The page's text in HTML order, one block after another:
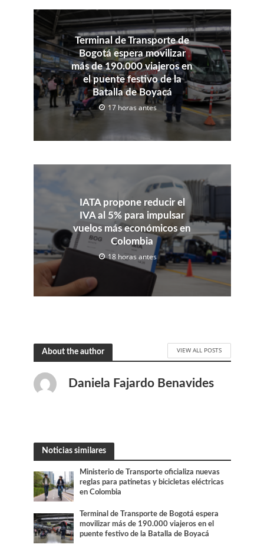
Terminal de Transporte de
Bogotá espera movilizar
más de 190.000 viajeros en
el puente festivo de la
Batalla de Boyacá
17 horas antes
IATA propone reducir el
IVA al 5% para impulsar
vuelos más económicos en
Colombia
18 horas antes
About the author VIEW ALL POSTS
Daniela Fajardo Benavides
Noticias similares
Ministerio de Transporte oficializa nuevas
reglas para patinetas y bicicletas eléctricas
en Colombia
Terminal de Transporte de Bogotá espera
movilizar más de 190.000 viajeros en el
puente festivo de la Batalla de Boyacá